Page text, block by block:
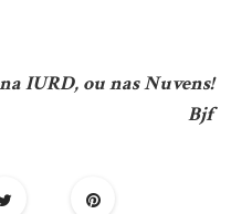
IURD, ou nas Nuvens!
Bjf